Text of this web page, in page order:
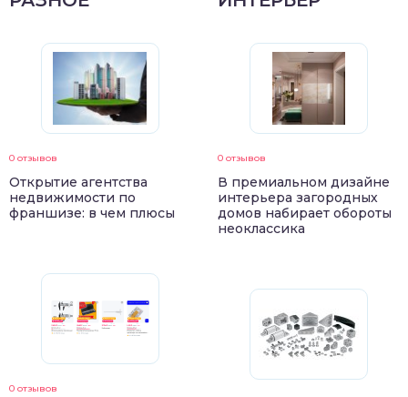
0 отзывов
Открытие агентства
недвижимости по
франшизе: в чем плюсы
0 отзывов
0 отзывов
В премиальном дизайне
интерьера загородных
домов набирает обороты
неоклассика